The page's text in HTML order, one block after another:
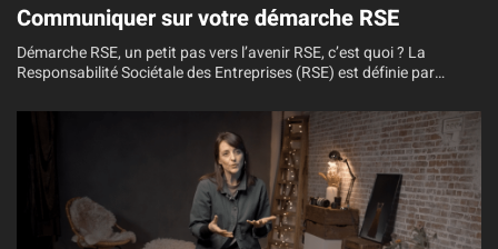
Communiquer sur votre démarche RSE
Démarche RSE, un petit pas vers l’avenir RSE, c’est quoi ? La
Responsabilité Sociétale des Entreprises (RSE) est définie par…